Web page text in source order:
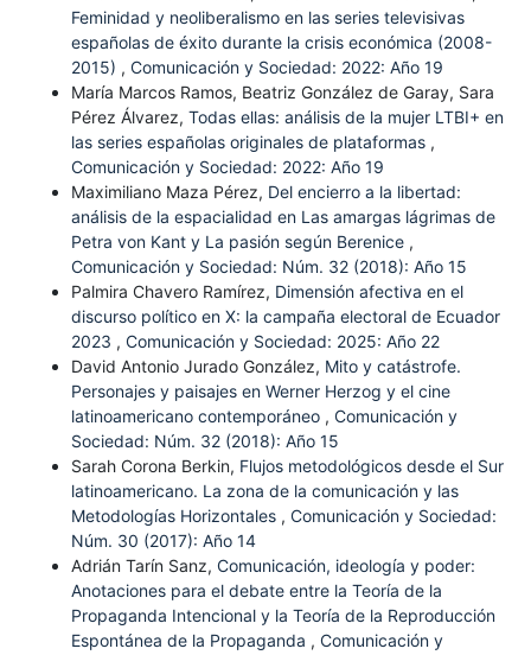
Feminidad y neoliberalismo en las series televisivas
españolas de éxito durante la crisis económica (2008-
2015) , Comunicación y Sociedad: 2022: Año 19
María Marcos Ramos, Beatriz González de Garay, Sara
Pérez Álvarez, Todas ellas: análisis de la mujer LTBI+ en
las series españolas originales de plataformas ,
Comunicación y Sociedad: 2022: Año 19
Maximiliano Maza Pérez, Del encierro a la libertad:
análisis de la espacialidad en Las amargas lágrimas de
Petra von Kant y La pasión según Berenice ,
Comunicación y Sociedad: Núm. 32 (2018): Año 15
Palmira Chavero Ramírez, Dimensión afectiva en el
discurso político en X: la campaña electoral de Ecuador
2023 , Comunicación y Sociedad: 2025: Año 22
David Antonio Jurado González, Mito y catástrofe.
Personajes y paisajes en Werner Herzog y el cine
latinoamericano contemporáneo , Comunicación y
Sociedad: Núm. 32 (2018): Año 15
Sarah Corona Berkin, Flujos metodológicos desde el Sur
latinoamericano. La zona de la comunicación y las
Metodologías Horizontales , Comunicación y Sociedad:
Núm. 30 (2017): Año 14
Adrián Tarín Sanz, Comunicación, ideología y poder:
Anotaciones para el debate entre la Teoría de la
Propaganda Intencional y la Teoría de la Reproducción
Espontánea de la Propaganda , Comunicación y